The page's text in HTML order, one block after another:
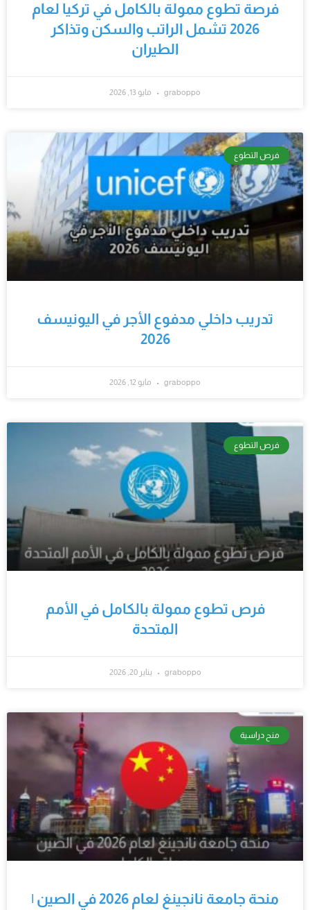
‫فرصة تطوع ممولة بالكامل في تركيا لعام
2026 تشمل الراتب والسكن وتذاكر
الطيران‬
graboppo مايو 13, 2026
فرص التطوع
تدريب داخلي مدفوع الأجر في اليونيسف
2026
graboppo مايو 12, 2026
فرص التطوع
فرص تطوع ممولة بالكامل في الأمم
المتحدة
graboppo يناير 20, 2026
منح دراسية
منحة جامعة نانجينغ لعام 2026 في الصين |